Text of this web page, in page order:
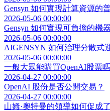
Gensyn 如何實現計算資源的
2026-05-06 00:00:00
Gensyn 如何實現可負擔的機
2026-05-06 00:00:00
AIGENSYN 如何治理分散式
2026-05-06 00:00:00
一般大眾能購買OpenAI股票
2026-04-27 00:00:00
OpenAI 股份是否公開交易？
2026-04-27 00:00:00
山姆·奧特曼的領導如何促成